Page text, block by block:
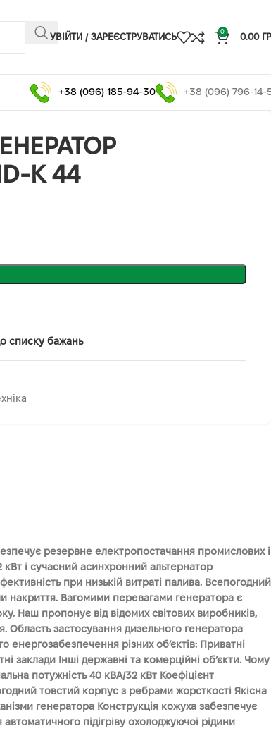
УВІЙТИ / ЗАРЕЄСТРУВАТИСЬ
0
0.00
+38 (096) 185-94-30 +38 (096) 796-14-
K 44
списку бажань
резервне електропостачання промислових і
кВт і сучасний асинхронний альтернатор
при низькій витраті палива. Всепогодний
накриття. Вагомими перевагами генератора є
Наш пропонує від відомих світових виробників,
Область застосування дизельного генератора
різних об’єктів: Приватні
заклади Інші державні та комерційні об’єкти. Чому
потужність 40 кВА/32 кВт Коефіцієнт
товстий корпус з ребрами жорсткості Якісна
генератора Конструкція кожуха забезпечує
підігріву охолоджуючої рідини